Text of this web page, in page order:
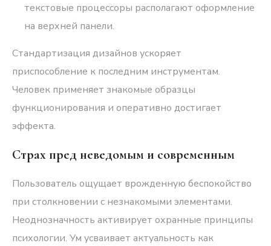
текстовые процессоры располагают оформление
на верхней панели.
Стандартизация дизайнов ускоряет
приспособление к последним инструментам.
Человек применяет знакомые образцы
функционирования и оперативно достигает
эффекта.
Страх пред неведомым и современным
Пользователь ощущает врожденную беспокойство
при столкновении с незнакомыми элементами.
Неоднозначность активирует охранные принципы
психологии. Ум усваивает актуальность как